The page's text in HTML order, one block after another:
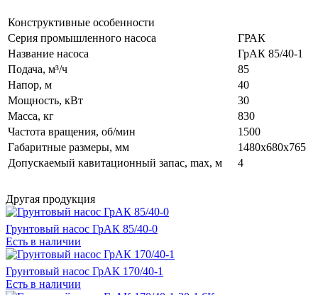
Конструктивные особенности
Серия промышленного насоса
ГРАК
Название насоса
ГрАК 85/40-1
Подача, м³/ч
85
Напор, м
40
Мощность, кВт
30
Масса, кг
830
Частота вращения, об/мин
1500
Габаритные размеры, мм
1480x680x765
Допускаемый кавитационный запас, max, м
4
Другая продукция
Грунтовый насос ГрАК 85/40-0
Есть в наличии
Грунтовый насос ГрАК 170/40-1
Есть в наличии